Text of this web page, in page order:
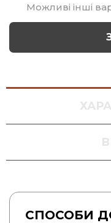
Можливі інші
СПОСОБИ